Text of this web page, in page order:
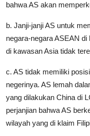
bahwa AS akan
b. Janji-janji AS untuk
negara-negara ASEAN
di kawasan Asia tidak
c. AS tidak memiliki
negerinya. AS lemah
yang dilakukan China di
perjanjian bahwa AS
wilayah yang di klaim